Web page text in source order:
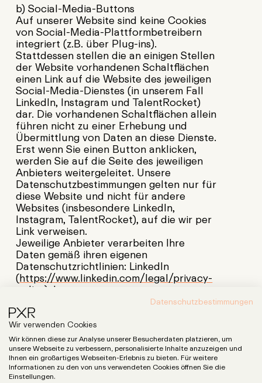
b) Social-Media-Buttons
Auf unserer Website sind keine Cookies
von Social-Media-Plattformbetreibern
integriert (z.B. über Plug-ins).
Stattdessen stellen die an einigen Stellen
der Website vorhandenen Schaltflächen
einen Link auf die Website des jeweiligen
Social-Media-Dienstes (in unserem Fall
LinkedIn, Instagram und TalentRocket)
dar. Die vorhandenen Schaltflächen allein
führen nicht zu einer Erhebung und
Übermittlung von Daten an diese Dienste.
Erst wenn Sie einen Button anklicken,
werden Sie auf die Seite des jeweiligen
Anbieters weitergeleitet. Unsere
Datenschutzbestimmungen gelten nur für
diese Website und nicht für andere
Websites (insbesondere LinkedIn,
Instagram, TalentRocket), auf die wir per
Link verweisen.
Jeweilige Anbieter verarbeiten Ihre
Daten gemäß ihren eigenen
Datenschutzrichtlinien: LinkedIn
(https://www.linkedin.com/legal/privacy-
policy), Instagram
https://privacycenter.instagram.com/policy/?
entry_point=ig_help_center_data_policy_redirect
TalentRocket
(https://www.talentrocket.de/datenschutz ).
Change cookie settings
Datenschutzbestimmungen
Wir verwenden Cookies
Wir können diese zur Analyse unserer Besucherdaten platzieren, um
unsere Webseite zu verbessern, personalisierte Inhalte anzuzeigen und
Ihnen ein großartiges Webseiten-Erlebnis zu bieten. Für weitere
Informationen zu den von uns verwendeten Cookies öffnen Sie die
Einstellungen.